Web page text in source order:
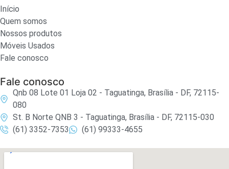
Início
Quem somos
Nossos produtos
Móveis Usados
Fale conosco
Fale conosco
Qnb 08 Lote 01 Loja 02 - Taguatinga, Brasília - DF, 72115-
080
St. B Norte QNB 3 - Taguatinga, Brasília - DF, 72115-030
(61) 3352-7353
(61) 99333-4655